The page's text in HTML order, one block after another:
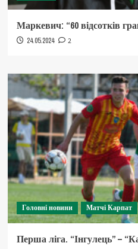
Маркевич: “60 відсотків
24.05.2024 2
Головні новини Матчі Карпат
Перша ліга. “Інгулець” –